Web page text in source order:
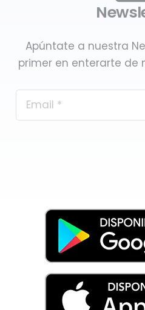
Apúntate a nuestra
primer en enterarte de